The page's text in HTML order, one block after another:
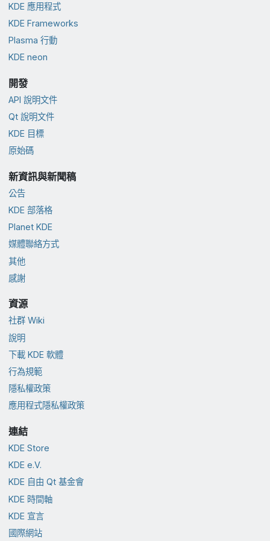
KDE 應用程式
KDE Frameworks
Plasma 行動
KDE neon
開發
API 說明文件
Qt 說明文件
KDE 目標
原始碼
新資訊與新聞稿
公告
KDE 部落格
Planet KDE
媒體聯絡方式
其他
感謝
資源
社群 Wiki
說明
下載 KDE 軟體
行為規範
隱私權政策
應用程式隱私權政策
連結
KDE Store
KDE e.V.
KDE 自由 Qt 基金會
KDE 時間軸
KDE 宣言
國際網站